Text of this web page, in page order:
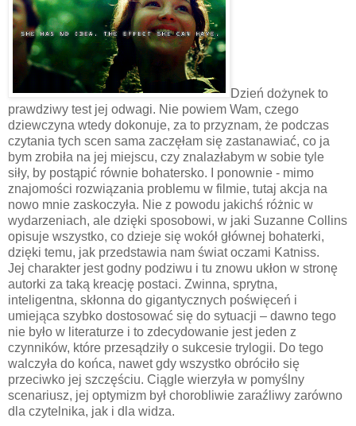
Dzień dożynek to
prawdziwy test jej odwagi. Nie powiem Wam, czego
dziewczyna wtedy dokonuje, za to przyznam, że podczas
czytania tych scen sama zaczęłam się zastanawiać, co ja
bym zrobiła na jej miejscu, czy znalazłabym w sobie tyle
siły, by postąpić równie bohatersko. I ponownie - mimo
znajomości rozwiązania problemu w filmie, tutaj akcja na
nowo mnie zaskoczyła. Nie z powodu jakichś różnic w
wydarzeniach, ale dzięki sposobowi, w jaki Suzanne Collins
opisuje wszystko, co dzieje się wokół głównej bohaterki,
dzięki temu, jak przedstawia nam świat oczami Katniss.
Jej charakter jest godny podziwu i tu znowu ukłon w stronę
autorki za taką kreację postaci. Zwinna, sprytna,
inteligentna, skłonna do gigantycznych poświęceń i
umiejąca szybko dostosować się do sytuacji – dawno tego
nie było w literaturze i to zdecydowanie jest jeden z
czynników, które przesądziły o sukcesie trylogii. Do tego
walczyła do końca, nawet gdy wszystko obróciło się
przeciwko jej szczęściu. Ciągle wierzyła w pomyślny
scenariusz, jej optymizm był chorobliwie zaraźliwy zarówno
dla czytelnika, jak i dla widza.